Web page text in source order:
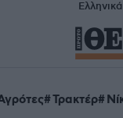
Ελληνικά
Τρακτέρ